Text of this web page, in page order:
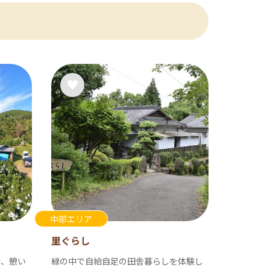
憩い
中部エリア
里ぐらし
緑の中で自給自足の田舎暮らしを体験し